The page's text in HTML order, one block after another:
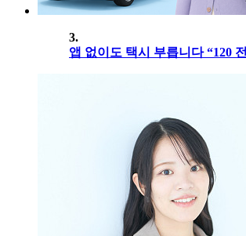
3.
앱 없이도 택시 부릅니다 “120